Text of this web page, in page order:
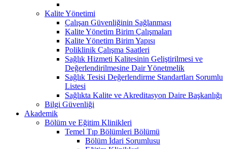
Kalite Yönetimi
Çalışan Güvenliğinin Sağlanması
Kalite Yönetim Birim Çalışmaları
Kalite Yönetim Birim Yapısı
Poliklinik Çalışma Saatleri
Sağlık Hizmeti Kalitesinin Geliştirilmesi ve
Değerlendirilmesine Dair Yönetmelik
Sağlık Tesisi Değerlendirme Standartları Sorumlu
Listesi
Sağlıkta Kalite ve Akreditasyon Daire Başkanlığı
Bilgi Güvenliği
Akademik
Bölüm ve Eğitim Klinikleri
Temel Tıp Bölümleri Bölümü
Bölüm İdari Sorumlusu